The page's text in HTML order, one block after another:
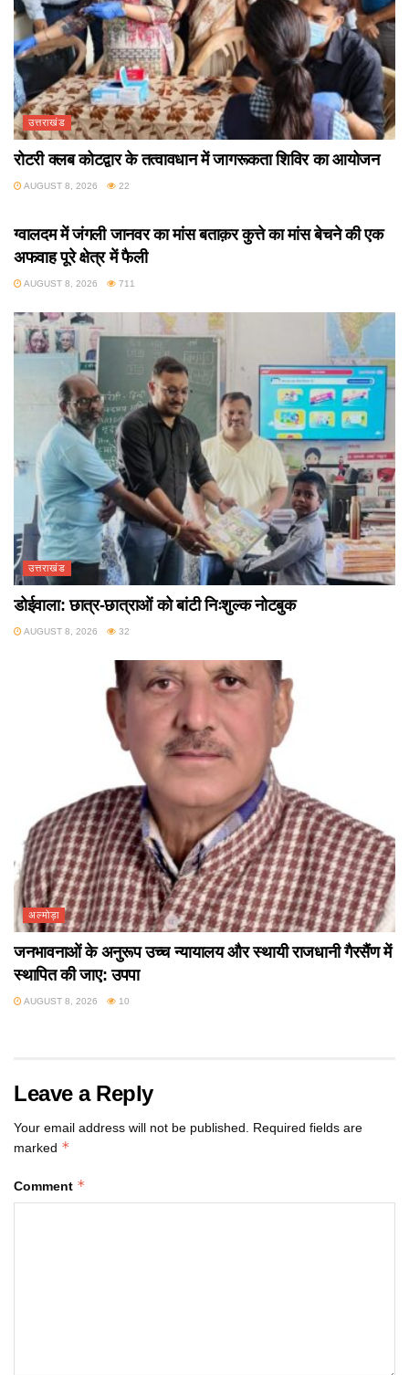
उत्तराखंड
रोटरी क्लब कोटद्वार के तत्वावधान में जागरूकता शिविर का आयोजन
AUGUST 8, 2026 22
ग्वालदम में जंगली जानवर का मांस बताक़र कुत्ते का मांस बेचने की एक
अफवाह पूरे क्षेत्र में फैली
AUGUST 8, 2026 711
उत्तराखंड
डोईवाला: छात्र-छात्राओं को बांटी निःशुल्क नोटबुक
AUGUST 8, 2026 32
अल्मोड़ा
जनभावनाओं के अनुरूप उच्च न्यायालय और स्थायी राजधानी गैरसैंण में
स्थापित की जाए: उपपा
AUGUST 8, 2026 10
Leave a Reply
Your email address will not be published. Required fields are
marked *
Comment *